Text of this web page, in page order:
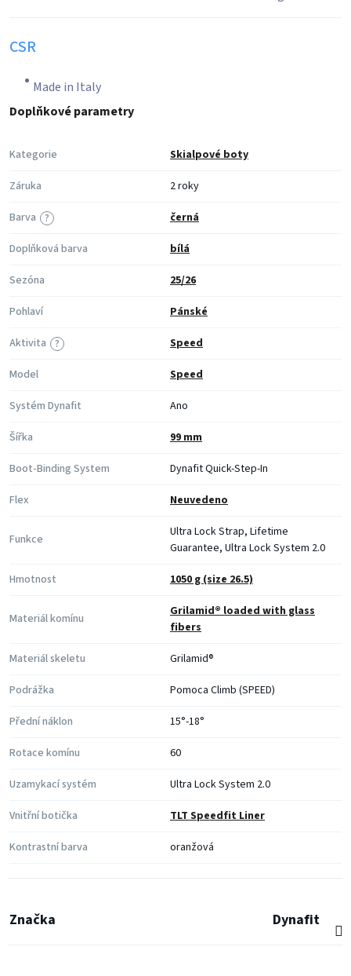
CSR
Made in Italy
Doplňkové parametry
Kategorie
Skialpové boty
Záruka
2 roky
?
Barva
černá
Doplňková barva
bílá
Sezóna
25/26
Pohlaví
Pánské
?
Aktivita
Speed
Model
Speed
Systém Dynafit
Ano
Šířka
99 mm
Boot-Binding System
Dynafit Quick-Step-In
Flex
Neuvedeno
Funkce
Ultra Lock Strap, Lifetime
Guarantee, Ultra Lock System 2.0
Hmotnost
1050 g (size 26.5)
Materiál komínu
Grilamid® loaded with glass
fibers
Materiál skeletu
Grilamid®
Podrážka
Pomoca Climb (SPEED)
Přední náklon
15°-18°
Rotace komínu
60
Uzamykací systém
Ultra Lock System 2.0
Vnitřní botička
TLT Speedfit Liner
Kontrastní barva
oranžová
Značka Dynafit